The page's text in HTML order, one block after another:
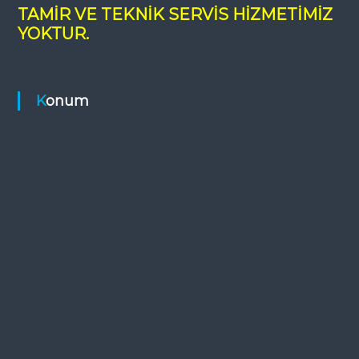
TAMİR VE TEKNİK SERVİS HİZMETİMİZ
YOKTUR.
Konum